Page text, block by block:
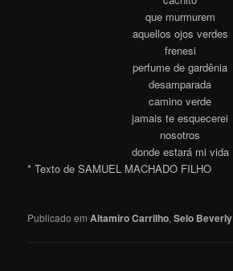
que murmurem
aquellos ojos verdes
frenesi
perfume de gardênia
desamparada
camino verde
jamais te esquecerei
nosotros
donde estará mi vida
* Texto de SAMUEL MACHADO FILHO
Publicado em Altamiro Carrilho,Selo Beverly